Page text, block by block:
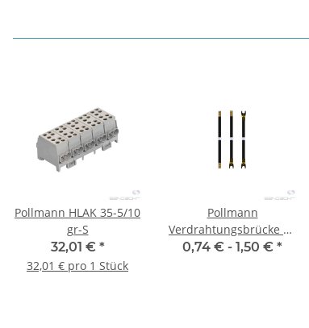
Pollmann HLAK 35-5/10
gr-S
32,01 € *
32,01 € pro 1 Stück
Pollmann
Verdrahtungsbrücke 10
mm² schwarz
0,74 € - 1,50 € *